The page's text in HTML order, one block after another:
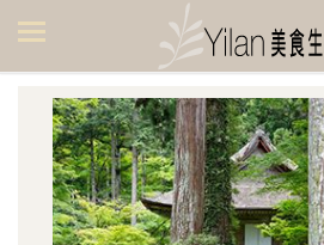
美食集
美飲集
廚房集
旅遊集